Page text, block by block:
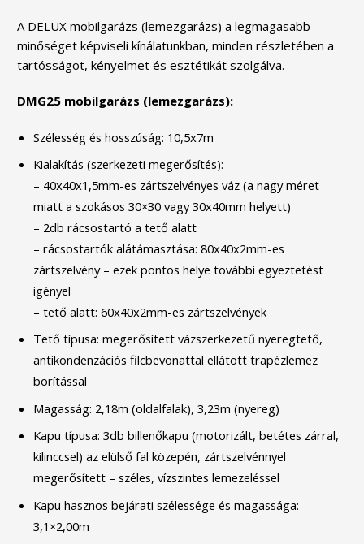
A DELUX mobilgarázs (lemezgarázs) a legmagasabb
minőséget képviseli kínálatunkban, minden részletében a
tartósságot, kényelmet és esztétikát szolgálva.
DMG25 mobilgarázs (lemezgarázs):
Szélesség és hosszúság: 10,5x7m
Kialakítás (szerkezeti megerősítés):
– 40x40x1,5mm-es zártszelvényes váz (a nagy méret
miatt a szokásos 30×30 vagy 30x40mm helyett)
– 2db rácsostartó a tető alatt
– rácsostartók alátámasztása: 80x40x2mm-es
zártszelvény – ezek pontos helye további egyeztetést
igényel
– tető alatt: 60x40x2mm-es zártszelvények
Tető típusa: megerősített vázszerkezetű nyeregtető,
antikondenzációs filcbevonattal ellátott trapézlemez
borítással
Magasság: 2,18m (oldalfalak), 3,23m (nyereg)
Kapu típusa: 3db billenőkapu (motorizált, betétes zárral,
kilinccsel) az elülső fal közepén, zártszelvénnyel
megerősített – széles, vízszintes lemezeléssel
Kapu hasznos bejárati szélessége és magassága:
3,1×2,00m